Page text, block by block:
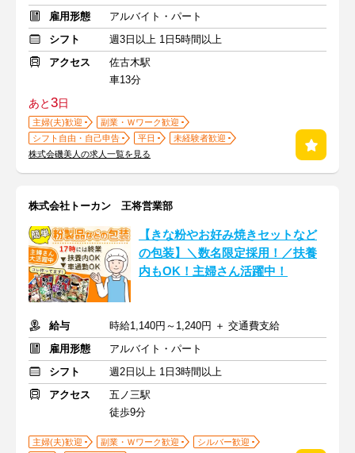
雇用形態
アルバイト・パート
シフト
週3日以上 1日5時間以上
アクセス
佐古木駅
車13分
あと3日
主婦(夫)歓迎
副業・Ｗワーク歓迎
シフト自由・自己申告
平日
未経験者歓迎
株式会磯美人の求人一覧を見る
株式会社トーカン 王将営業部
【きな粉やお好み焼きセットなど
の包装】＼数名限定採用！／扶養
内もOK！主婦さん活躍中！
給与
時給1,140円～1,240円 ＋ 交通費支給
雇用形態
アルバイト・パート
シフト
週2日以上 1日3時間以上
アクセス
五ノ三駅
徒歩9分
主婦(夫)歓迎 副業・Ｗワーク歓迎
シルバー歓迎